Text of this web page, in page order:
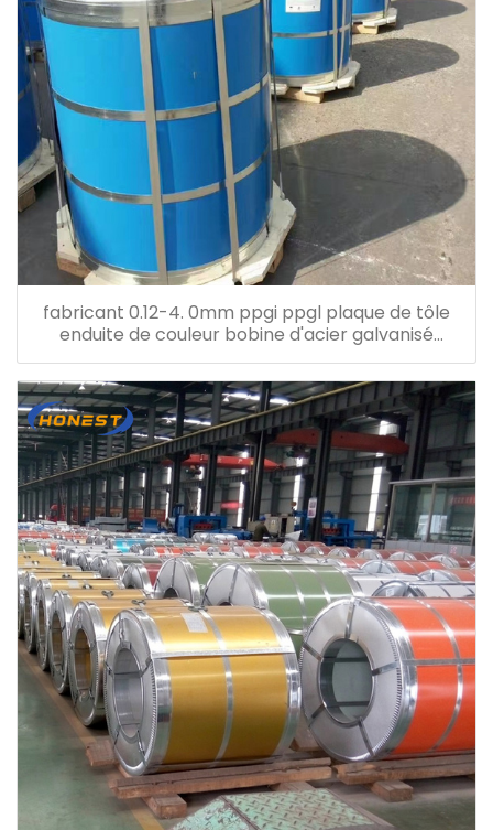
fabricant 0.12-4. 0mm ppgi ppgl plaque de tôle
enduite de couleur bobine d'acier galvanisé
prépeint ppgi